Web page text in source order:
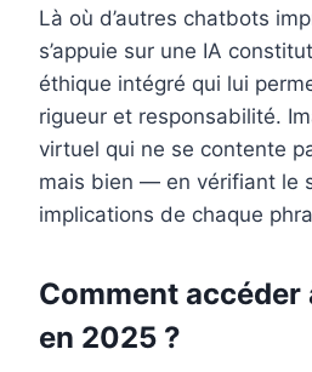
Là où d’autres chatbots
s’appuie sur une IA
éthique intégré qui lui
rigueur et responsabilité.
virtuel qui ne se contente
mais bien — en vérifiant le
implications de chaque
Comment accéder
en 2025 ?